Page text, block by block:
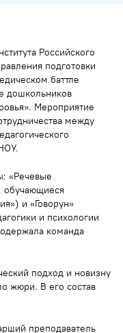
Российского
подготовки
баттле
дошкольников
Мероприятие
между
«Речевые
обучающиеся
и «Говорун»
и психологии
команда
подход и новизну
жюри. В его состав
преподаватель